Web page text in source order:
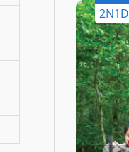
2N1Đ